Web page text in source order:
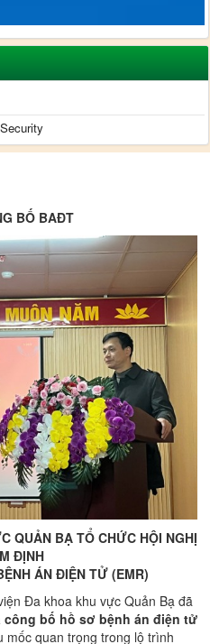
BỐ BAĐT
QUẢN BẠ TỔ CHỨC HỘI NGHỊ
ĐỊNH
ÁN ĐIỆN TỬ (EMR)
Đa khoa khu vực Quản Bạ đã
công bố hồ sơ bệnh án điện tử
mốc quan trọng trong lộ trình